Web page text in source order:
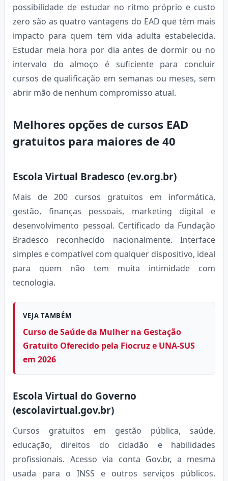
possibilidade de estudar no ritmo próprio e custo
zero são as quatro vantagens do EAD que têm mais
impacto para quem tem vida adulta estabelecida.
Estudar meia hora por dia antes de dormir ou no
intervalo do almoço é suficiente para concluir
cursos de qualificação em semanas ou meses, sem
abrir mão de nenhum compromisso atual.
Melhores opções de cursos EAD
gratuitos para maiores de 40
Escola Virtual Bradesco (ev.org.br)
Mais de 200 cursos gratuitos em informática,
gestão, finanças pessoais, marketing digital e
desenvolvimento pessoal. Certificado da Fundação
Bradesco reconhecido nacionalmente. Interface
simples e compatível com qualquer dispositivo, ideal
para quem não tem muita intimidade com
tecnologia.
VEJA TAMBÉM
Curso de Saúde da Mulher na Gestação
Gratuito Oferecido pela Fiocruz e UNA-SUS
em 2026
Escola Virtual do Governo
(escolavirtual.gov.br)
Cursos gratuitos em gestão pública, saúde,
educação, direitos do cidadão e habilidades
profissionais. Acesso via conta Gov.br, a mesma
usada para o INSS e outros serviços públicos.